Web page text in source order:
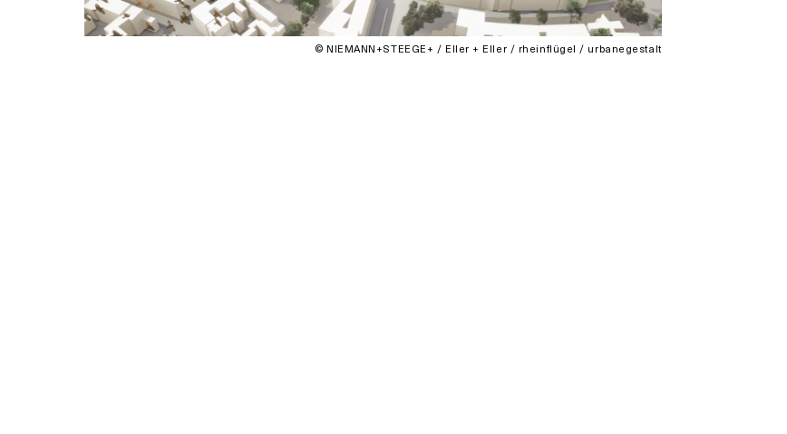
© NIEMANN+STEEGE+ / Eller + Eller / rheinflügel / urbanegestalt